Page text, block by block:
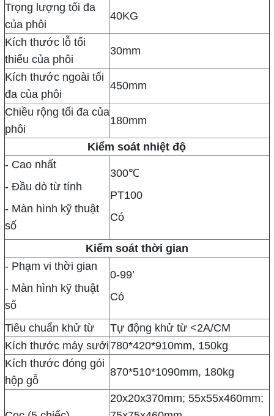
Trọng lượng tối đa
của phôi
40KG
Kích thước lỗ tối
thiểu của phôi
30mm
Kích thước ngoài tối
đa của phôi
450mm
Chiều rộng tối đa của
phôi
180mm
Kiểm soát nhiệt độ
- Cao nhất
- Đầu dò từ tính
- Màn hình kỹ thuật
số
300℃
PT100
Có
Kiểm soát thời gian
- Phạm vi thời gian
- Màn hình kỹ thuật
số
0-99’
Có
Tiêu chuẩn khử từ
Tự động khử từ <2A/CM
Kích thước máy sưởi 780*420*910mm, 150kg
Kích thước đóng gói
hộp gỗ
870*510*1090mm, 180kg
20x20x370mm; 55x55x460mm;